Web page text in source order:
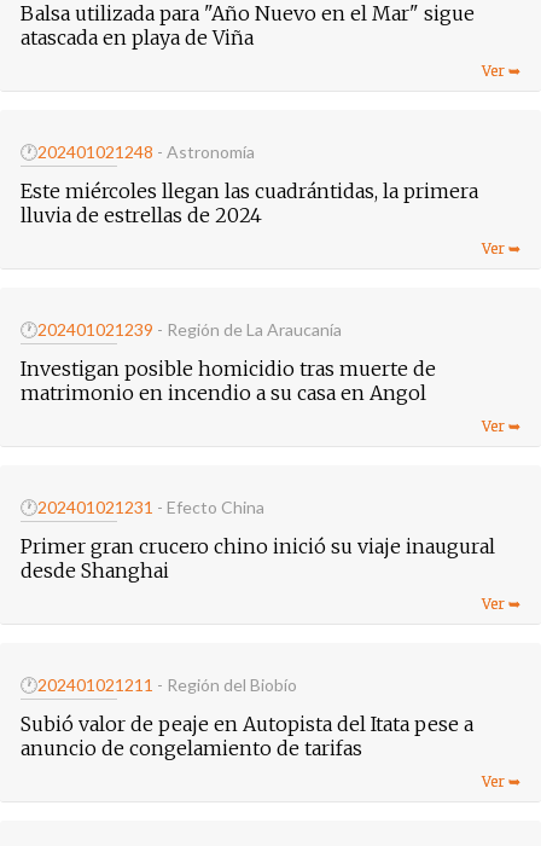
Balsa utilizada para "Año Nuevo en el Mar" sigue
atascada en playa de Viña
🕐202401021248 - Astronomía
Este miércoles llegan las cuadrántidas, la primera
lluvia de estrellas de 2024
🕐202401021239 - Región de La Araucanía
Investigan posible homicidio tras muerte de
matrimonio en incendio a su casa en Angol
🕐202401021231 - Efecto China
Primer gran crucero chino inició su viaje inaugural
desde Shanghai
🕐202401021211 - Región del Biobío
Subió valor de peaje en Autopista del Itata pese a
anuncio de congelamiento de tarifas